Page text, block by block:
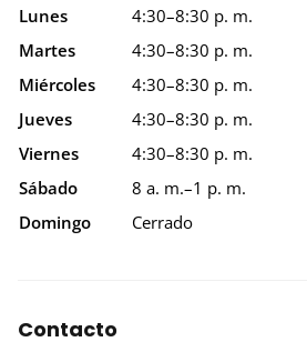
Lunes
4:30–8:30 p. m.
Martes
4:30–8:30 p. m.
Miércoles
4:30–8:30 p. m.
Jueves
4:30–8:30 p. m.
Viernes
4:30–8:30 p. m.
Sábado
8 a. m.–1 p. m.
Domingo
Cerrado
Contacto